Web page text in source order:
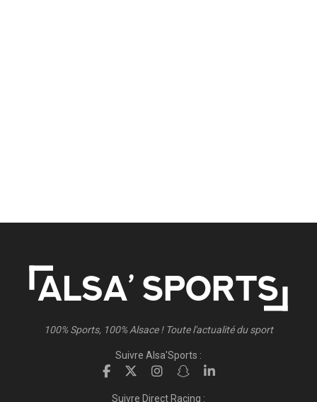
100% Sports, 100% Alsace ! Toute l'actualité du sport
Suivre Alsa'Sports :
Suivre Direct Racing :